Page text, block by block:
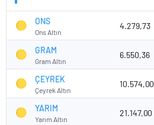
ONS
Ons Altın
4.279,73
GRAM
Gram Altın
6.550,36
ÇEYREK
Çeyrek Altın
10.574,00
YARIM
Yarım Altın
21.147,00